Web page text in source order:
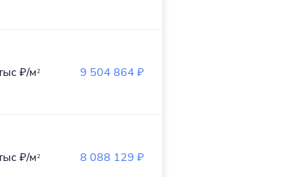
₽/м2 9 504 864 ₽
₽/м2 8 088 129 ₽